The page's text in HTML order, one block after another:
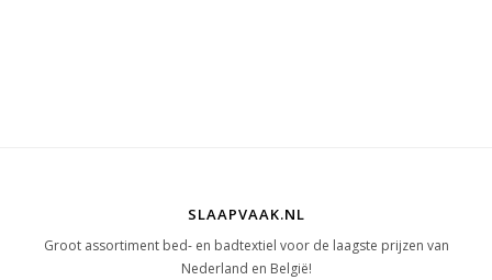
SLAAPVAAK.NL
Groot assortiment bed- en badtextiel voor de laagste prijzen van
Nederland en België!